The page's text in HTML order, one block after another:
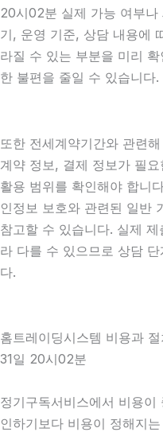
20시02분 실제 가능 여부
기, 운영 기준, 상담 내용에
라질 수 있는 부분을 미리
한 불편을 줄일 수 있습니다.
또한 전세계약기간와 관련
계약 정보, 결제 정보가 필
활용 범위를 확인해야 합니
인정보 보호와 관련된 일반
참고할 수 있습니다. 실제
라 다를 수 있으므로 상담
다.
홈트레이딩시스템 비용과
31일 20시02분
정기구독서비스에서 비용
인하기보다 비용이 정해지